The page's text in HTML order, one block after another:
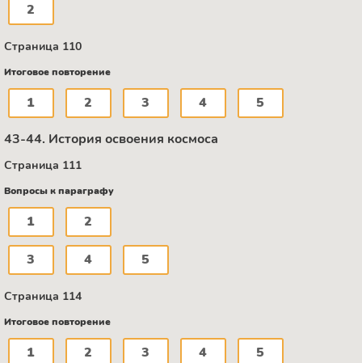
2
Страница 110
Итоговое повторение
1 2 3 4 5
43-44. История освоения космоса
Страница 111
Вопросы к параграфу
1 2
3 4 5
Страница 114
Итоговое повторение
1 2 3 4 5